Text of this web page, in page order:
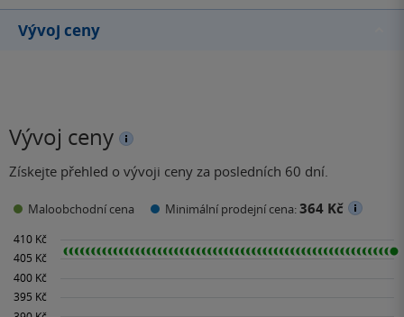
Vývoj ceny
Vývoj ceny
Získejte přehled o vývoji ceny za posledních 60 dní.
Maloobchodní cena Minimální prodejní cena:364 Kč